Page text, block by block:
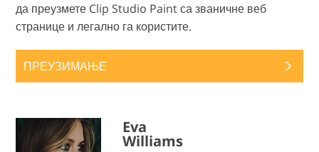
да преузмете Clip Studio Paint са званичне веб
странице и легално га користите.
ПРЕУЗИМАЊЕ
Eva
Williams